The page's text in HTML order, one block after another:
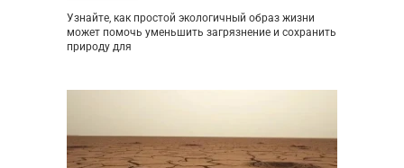
Узнайте, как простой экологичный образ жизни
может помочь уменьшить загрязнение и сохранить
природу для